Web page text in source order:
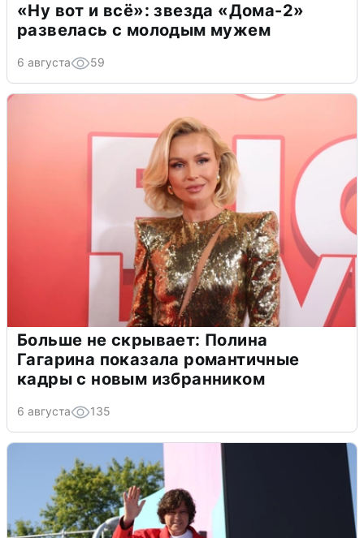
«Ну вот и всё»: звезда «Дома-2»
развелась с молодым мужем
6 августа 59
Больше не скрывает: Полина
Гагарина показала романтичные
кадры с новым избранником
6 августа 135